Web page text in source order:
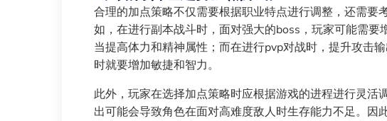
合理的加点策略不仅需要根据职业特点进行调整，还需要
如，在进行副本战斗时，面对强大的boss，玩家可能需
当提高体力和精神属性；而在进行pvp对战时，提升攻击
时就要增加敏捷和智力。
此外，玩家在选择加点策略时应根据游戏的进程进行灵活
出可能会导致角色在面对高难度敌人时生存能力不足。因